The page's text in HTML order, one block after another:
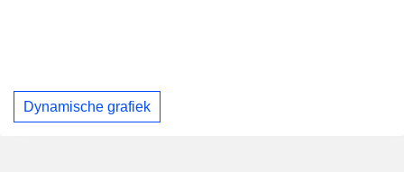
Dynamische grafiek